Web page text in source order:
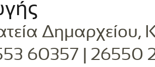
Δημαρχείου,
60357 | 26550